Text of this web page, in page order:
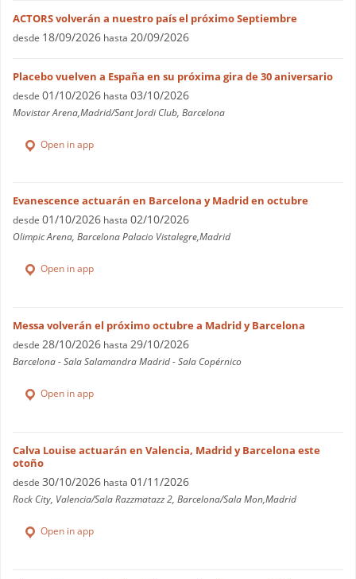
ACTORS volverán a nuestro país el próximo Septiembre
desde 18/09/2026 hasta 20/09/2026
Placebo vuelven a España en su próxima gira de 30 aniversario
desde 01/10/2026 hasta 03/10/2026
Movistar Arena,Madrid/Sant Jordi Club, Barcelona
Open in app
Evanescence actuarán en Barcelona y Madrid en octubre
desde 01/10/2026 hasta 02/10/2026
Olimpic Arena, Barcelona Palacio Vistalegre,Madrid
Open in app
Messa volverán el próximo octubre a Madrid y Barcelona
desde 28/10/2026 hasta 29/10/2026
Barcelona - Sala Salamandra Madrid - Sala Copérnico
Open in app
Calva Louise actuarán en Valencia, Madrid y Barcelona este
otoño
desde 30/10/2026 hasta 01/11/2026
Rock City, Valencia/Sala Razzmatazz 2, Barcelona/Sala Mon,Madrid
Open in app